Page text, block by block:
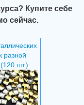
Купите себе
сейчас.
разной
шт.)